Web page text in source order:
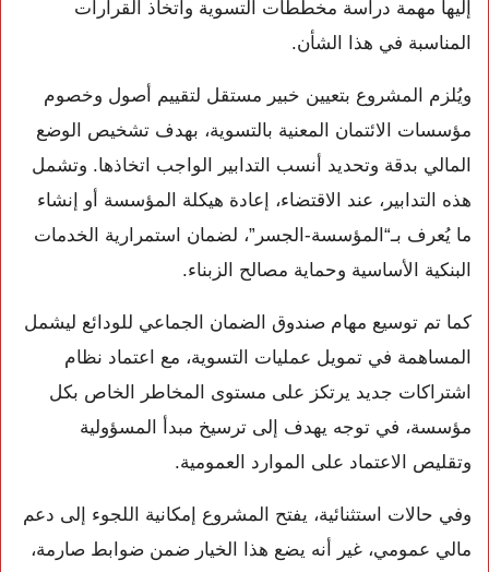
إليها مهمة دراسة مخططات التسوية واتخاذ القرارات
المناسبة في هذا الشأن.
ويُلزم المشروع بتعيين خبير مستقل لتقييم أصول وخصوم
مؤسسات الائتمان المعنية بالتسوية، بهدف تشخيص الوضع
المالي بدقة وتحديد أنسب التدابير الواجب اتخاذها. وتشمل
هذه التدابير، عند الاقتضاء، إعادة هيكلة المؤسسة أو إنشاء
ما يُعرف بـ“المؤسسة-الجسر”، لضمان استمرارية الخدمات
البنكية الأساسية وحماية مصالح الزبناء.
كما تم توسيع مهام صندوق الضمان الجماعي للودائع ليشمل
المساهمة في تمويل عمليات التسوية، مع اعتماد نظام
اشتراكات جديد يرتكز على مستوى المخاطر الخاص بكل
مؤسسة، في توجه يهدف إلى ترسيخ مبدأ المسؤولية
وتقليص الاعتماد على الموارد العمومية.
وفي حالات استثنائية، يفتح المشروع إمكانية اللجوء إلى دعم
مالي عمومي، غير أنه يضع هذا الخيار ضمن ضوابط صارمة،